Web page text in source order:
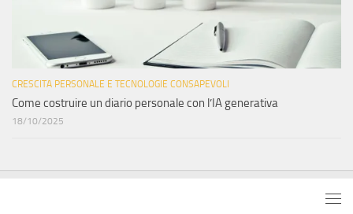
CRESCITA PERSONALE E TECNOLOGIE CONSAPEVOLI
Come costruire un diario personale con l’IA generativa
18/10/2025